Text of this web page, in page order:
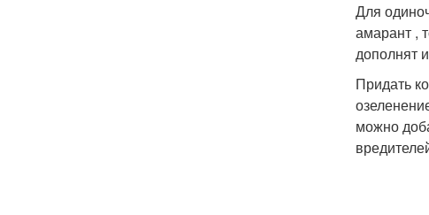
Для
амарант ,
дополнят
Придать
можно